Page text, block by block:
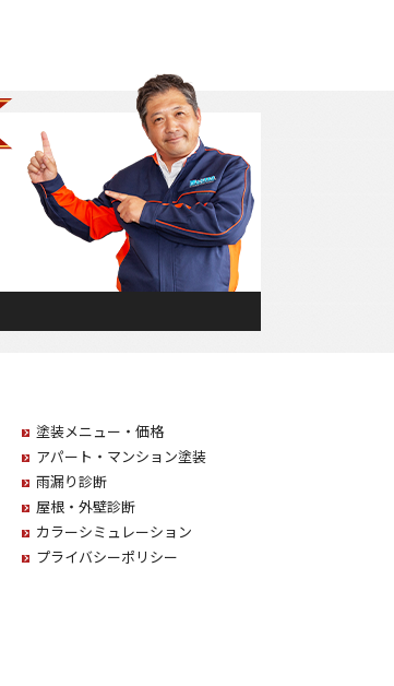
塗装メニュー・価格
アパート・マンション塗装
雨漏り診断
屋根・外壁診断
カラーシミュレーション
プライバシーポリシー